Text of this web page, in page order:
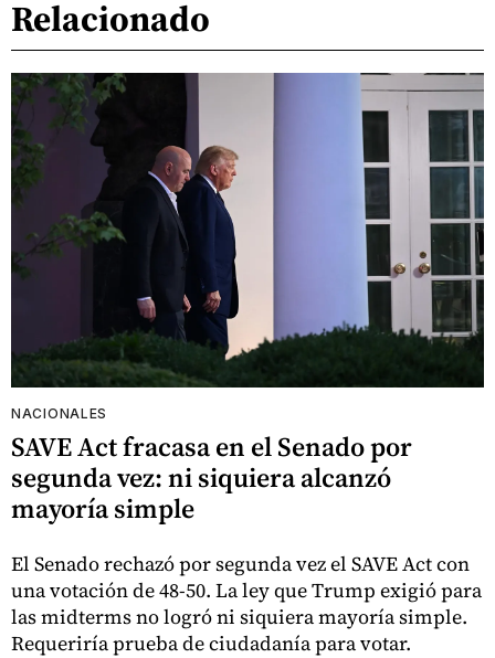
Relacionado
NACIONALES
SAVE Act fracasa en el Senado por
segunda vez: ni siquiera alcanzó
mayoría simple
El Senado rechazó por segunda vez el SAVE Act con
una votación de 48-50. La ley que Trump exigió para
las midterms no logró ni siquiera mayoría simple.
Requeriría prueba de ciudadanía para votar.